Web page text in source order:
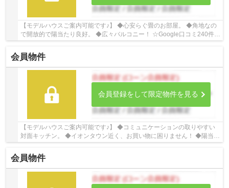
【モデルハウスご案内可能です♪】 ◆心安らぐ畳のお部屋。 ◆角地なの
で開放的で陽当たり良好。 ◆広々バルコニー！ ☆Google口コミ240件以
上☆お客様との出会いを大切に笑顔と安心をお届...
会員物件
会員登録をして限定物件を見る
【モデルハウスご案内可能です♪】 ◆コミュニケーションの取りやすい
対面キッチン。 ◆イオンタウン近く、お買い物に困りません！ ◆陽当た
り良好で昼間は電気いらず。 ☆Google口コミ24...
会員物件